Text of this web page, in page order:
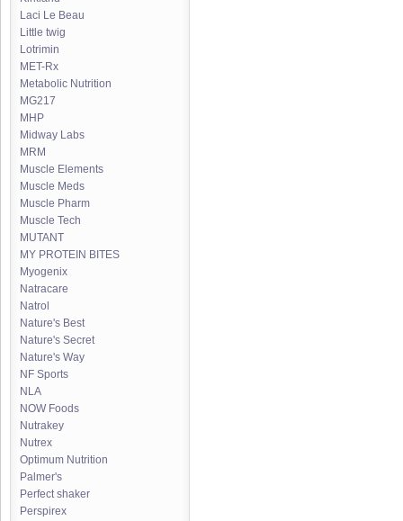
Laci Le Beau
Little twig
Lotrimin
MET-Rx
Metabolic Nutrition
MG217
MHP
Midway Labs
MRM
Muscle Elements
Muscle Meds
Muscle Pharm
Muscle Tech
MUTANT
MY PROTEIN BITES
Myogenix
Natracare
Natrol
Nature's Best
Nature's Secret
Nature's Way
NF Sports
NLA
NOW Foods
Nutrakey
Nutrex
Optimum Nutrition
Palmer's
Perfect shaker
Perspirex